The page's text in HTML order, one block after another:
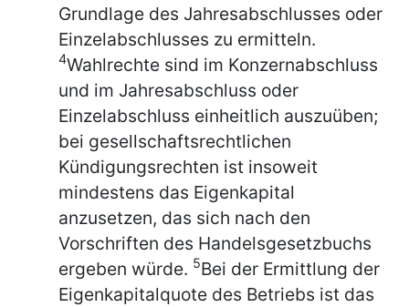
Grundlage des Jahresabschlusses oder
Einzelabschlusses zu ermitteln.
4Wahlrechte sind im Konzernabschluss
und im Jahresabschluss oder
Einzelabschluss einheitlich auszuüben;
bei gesellschaftsrechtlichen
Kündigungsrechten ist insoweit
mindestens das Eigenkapital
anzusetzen, das sich nach den
Vorschriften des Handelsgesetzbuchs
ergeben würde. 5Bei der Ermittlung der
Eigenkapitalquote des Betriebs ist das